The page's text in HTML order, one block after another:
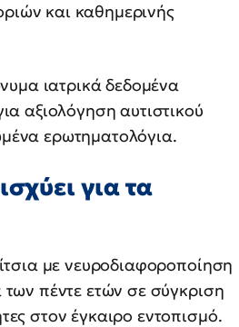
και καθημερινής
ιατρικά δεδομένα
αξιολόγηση αυτιστικού
ερωτηματολόγια.
για τα
με νευροδιαφοροποίηση
των πέντε ετών σε σύγκριση
στον έγκαιρο εντοπισμό.